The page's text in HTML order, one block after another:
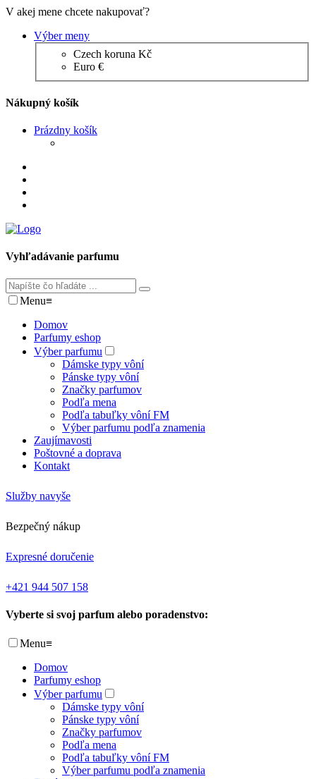
V akej mene chcete nakupovať?
Výber meny
Czech koruna Kč
Euro €
Nákupný košík
Prázdny košík
Vyhľadávanie parfumu
Menu≡
Domov
Parfumy eshop
Výber parfumu
Dámske typy vôní
Pánske typy vôní
Značky parfumov
Podľa mena
Podľa tabuľky vôní FM
Výber parfumu podľa znamenia
Zaujímavosti
Poštovné a doprava
Kontakt
Služby navyše
Bezpečný nákup
Expresné doručenie
+421 944 507 158
Vyberte si svoj parfum alebo poradenstvo:
Menu≡
Domov
Parfumy eshop
Výber parfumu
Dámske typy vôní
Pánske typy vôní
Značky parfumov
Podľa mena
Podľa tabuľky vôní FM
Výber parfumu podľa znamenia